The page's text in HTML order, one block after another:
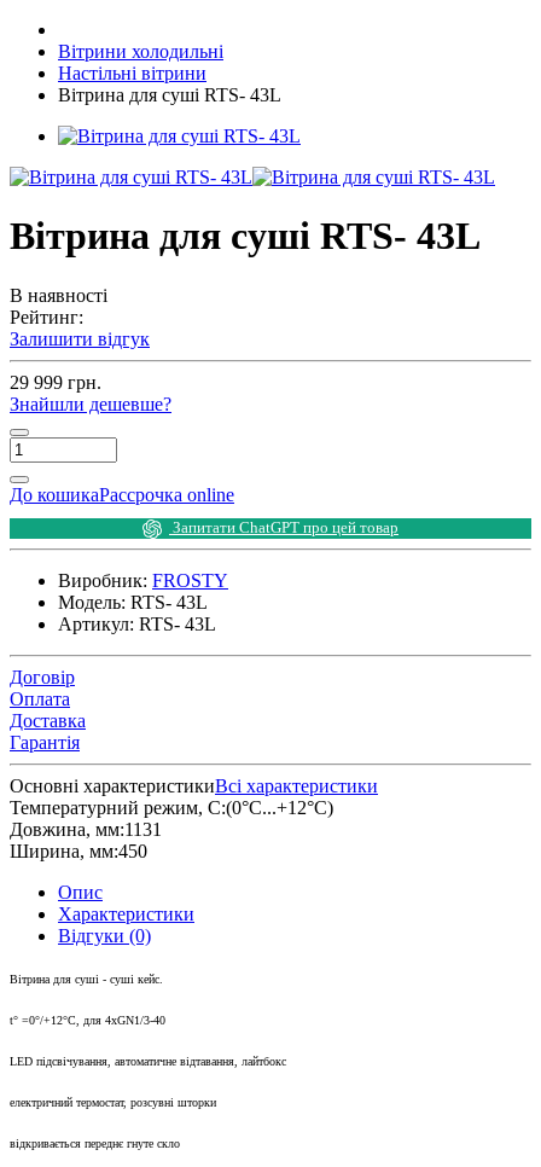
Вітрини холодильні
Настільні вітрини
Вітрина для суші RTS- 43L
Вітрина для суші RTS- 43L
В наявності
Рейтинг:
Залишити відгук
29 999 грн.
Знайшли дешевше?
До кошикаРассрочка online
Запитати ChatGPT про цей товар
Виробник: FROSTY
Модель: RTS- 43L
Артикул: RTS- 43L
Договір
Оплата
Доставка
Гарантія
Основні характеристикиВсі характеристики
Температурний режим, С:(0°С...+12°С)
Довжина, мм:1131
Ширина, мм:450
Опис
Характеристики
Відгуки (0)
Вітрина для суші - суші кейс.
t° =0°/+12°C, для 4хGN1/3-40
LED підсвічування, автоматичне відтавання, лайтбокс
електричний термостат, розсувні шторки
відкривається переднє гнуте скло